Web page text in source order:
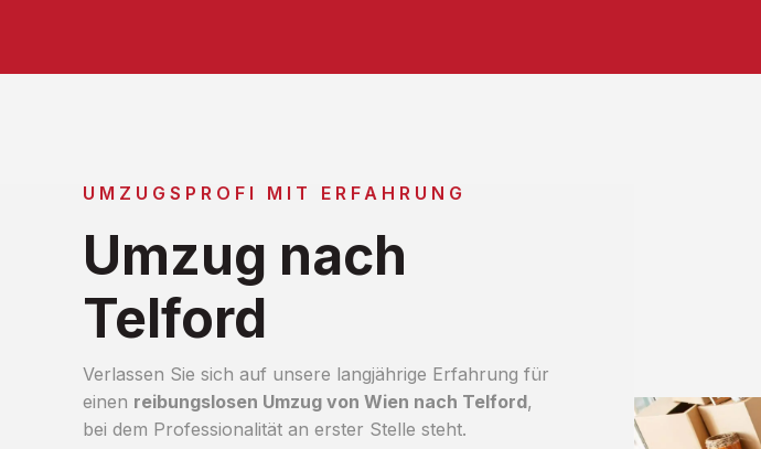
UMZUGSPROFI MIT ERFAHRUNG
Umzug nach
Telford
Verlassen Sie sich auf unsere langjährige Erfahrung für
einen reibungslosen Umzug von Wien nach Telford,
bei dem Professionalität an erster Stelle steht.